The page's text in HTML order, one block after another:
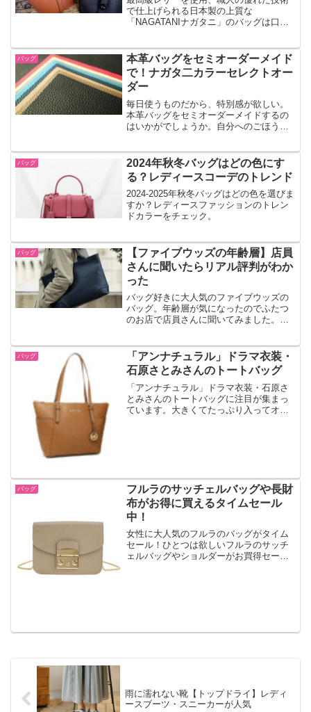
で仕上げられる日本製の上質な
「NAGATANIナガタニ」のバッグは口コ
代にとくに評判がいいですね。人気があ
る理由とは。
バッグ
本革バッグをセミオーダーメイド
で！ナガタ二カラーセレクトオー
ダー
毎日使うものだから、特別感が欲しい。
本革バッグをセミオーダーメイドするの
はいかがでしょうか。自分へのごほうび
レクトオーダーで自分だけのバッグにカ
スタマイズできます。
バッグ
2024年秋冬バッグはどの色にす
る？レディースコーデのトレンド
2024-2025年秋冬バッグはどの色を選びま
すか？レディースファッションのトレン
ドカラーをチェック。
バッグ
【ファイブウッズの年齢層】店員
さんに聞いたらリアル評判がわか
った
バッグ好きに大人気のファイブウッズの
バッグ。年齢層が気になったのでふたつ
のお店で店員さんに聞いてみました。リ
バッグ
「アンナチュラル」ドラマ衣装・
石原さとみさんのトートバッグ
「アンナチュラル」ドラマ衣装・石原さ
とみさんのトートバッグに注目が集まっ
ています。大きくてたっぷり入ってオフ
バッグ
フルラのサッチェルバッグや長財
布がお得に買えるタイムセール
中！
女性に大人気のフルラのバッグがタイム
セール！ひとつは欲しいフルラのサッチ
ェルバッグやショルダーがお買得セール
雨に濡れない靴【トップドライ】レディ
ースブーツ・スニーカーが人気